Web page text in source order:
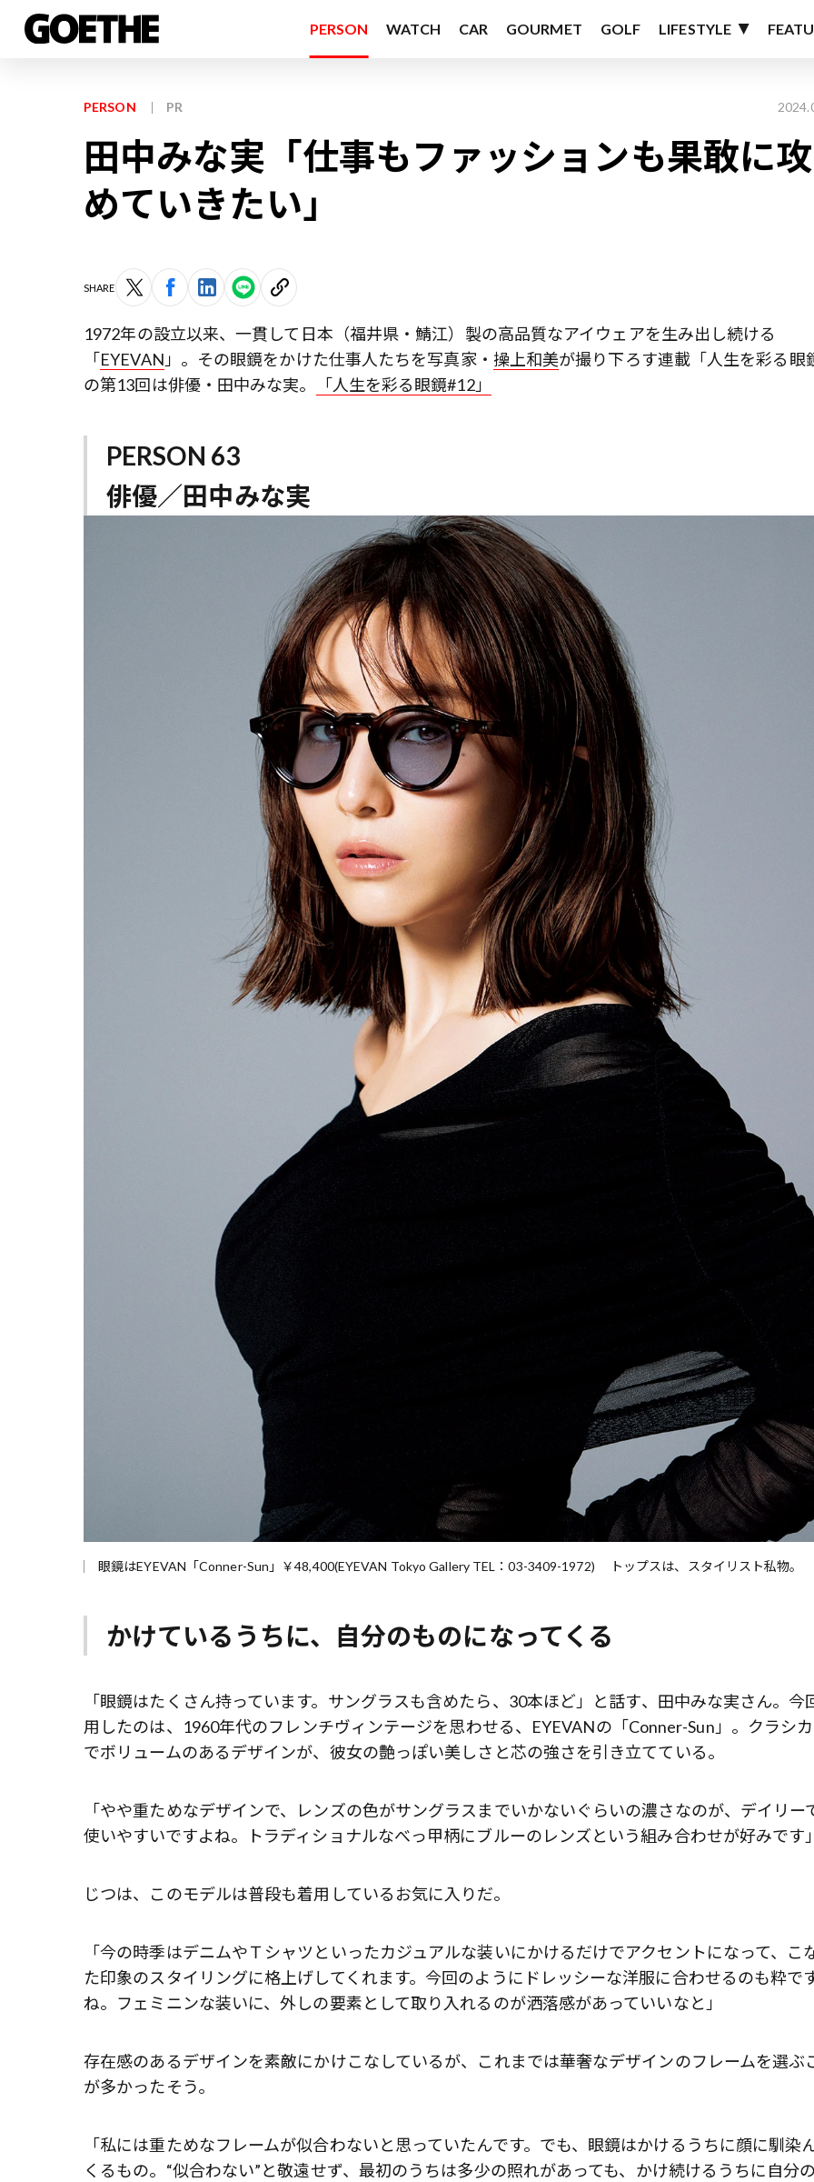
PERSON WATCH CAR GOURMET GOLF LIFESTYLE
PERSON PR
田中みな実「仕事もファッションも果敢に攻
めていきたい」
SHARE
1972年の設立以来、一貫して日本（福井県・鯖江）製の高品質なアイウェアを生み出し続ける
「EYEVAN 」。その眼鏡をかけた仕事人たちを写真家・ 操上和美が撮り下ろす連載「人生を彩る眼
の第13回は俳優・田中みな実。
「人生を彩る眼鏡#12」
PERSON 63
俳優／田中みな実
眼鏡はEYEVAN「Conner-Sun」￥48,400(EYEVAN Tokyo Gallery TEL：03-3409-1972) トップスは、スタイリスト私物。
かけているうちに、自分のものになってくる
「眼鏡はたくさん持っています。サングラスも含めたら、30本ほど」と話す、田中みな実さん。今
用したのは、1960年代のフレンチヴィンテージを思わせる、EYEVANの「Conner-Sun」。クラシ
でボリュームのあるデザインが、彼女の艶っぽい美しさと芯の強さを引き立てている。
「やや重ためなデザインで、レンズの色がサングラスまでいかないぐらいの濃さなのが、デイリー
使いやすいですよね。トラディショナルなべっ甲柄にブルーのレンズという組み合わせが好みです」
じつは、このモデルは普段も着用しているお気に入りだ。
「今の時季はデニムやＴシャツといったカジュアルな装いにかけるだけでアクセントになって、こ
た印象のスタイリングに格上げしてくれます。今回のようにドレッシーな洋服に合わせるのも粋で
ね。フェミニンな装いに、外しの要素として取り入れるのが洒落感があっていいなと」
存在感のあるデザインを素敵にかけこなしているが、これまでは華奢なデザインのフレームを選ぶ
が多かったそう。
「私には重ためなフレームが似合わないと思っていたんです。でも、眼鏡はかけるうちに顔に馴染
くるもの。“似合わない”と敬遠せず、最初のうちは多少の照れがあっても、かけ続けるうちに自分